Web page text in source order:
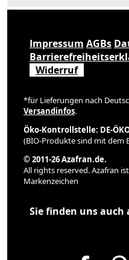
Impressum AGBs
Widerruf
*für Lieferungen nach
Versandinfos.
Öko-Kontrollstelle: DE-
(BIO-Produkte sind mit dem
© 2011-26 Azafran.de.
All rights reserved. Azafran
Markenzeichen
Sie finden uns auch